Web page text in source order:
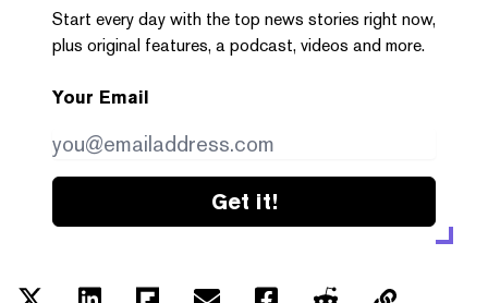
Start every day with the top news stories right now,
plus original features, a podcast, videos and more.
Your Email
Get it!